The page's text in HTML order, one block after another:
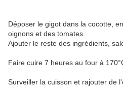
Déposer le gigot dans la cocotte,
oignons et des tomates.
Ajouter le reste des ingrédients,
Faire cuire 7 heures au four à
Surveiller la cuisson et rajouter de